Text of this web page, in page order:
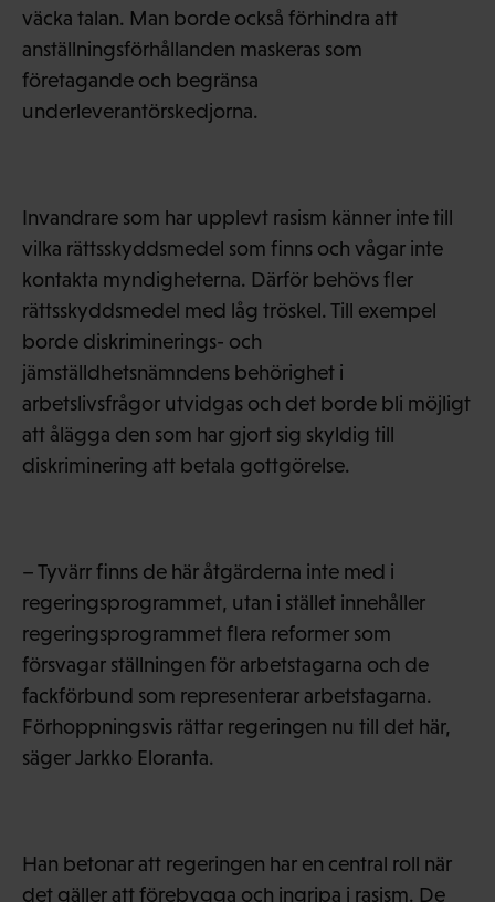
väcka talan. Man borde också förhindra att
anställningsförhållanden maskeras som
företagande och begränsa
underleverantörskedjorna.
Invandrare som har upplevt rasism känner inte till
vilka rättsskyddsmedel som finns och vågar inte
kontakta myndigheterna. Därför behövs fler
rättsskyddsmedel med låg tröskel. Till exempel
borde diskriminerings- och
jämställdhetsnämndens behörighet i
arbetslivsfrågor utvidgas och det borde bli möjligt
att ålägga den som har gjort sig skyldig till
diskriminering att betala gottgörelse.
– Tyvärr finns de här åtgärderna inte med i
regeringsprogrammet, utan i stället innehåller
regeringsprogrammet flera reformer som
försvagar ställningen för arbetstagarna och de
fackförbund som representerar arbetstagarna.
Förhoppningsvis rättar regeringen nu till det här,
säger Jarkko Eloranta.
Han betonar att regeringen har en central roll när
det gäller att förebygga och ingripa i rasism. De